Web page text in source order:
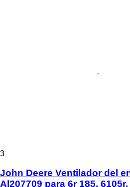
3
John Deere Ventilador del
Al207709 para 6r 185,